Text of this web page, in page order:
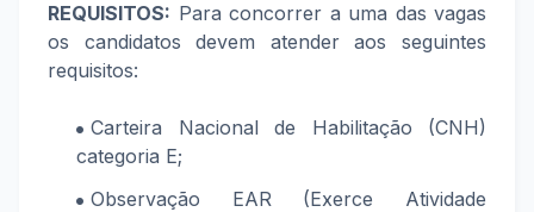
REQUISITOS: Para concorrer a uma das vagas
os candidatos devem atender aos seguintes
requisitos:
Carteira Nacional de Habilitação (CNH)
categoria E;
Observação EAR (Exerce Atividade